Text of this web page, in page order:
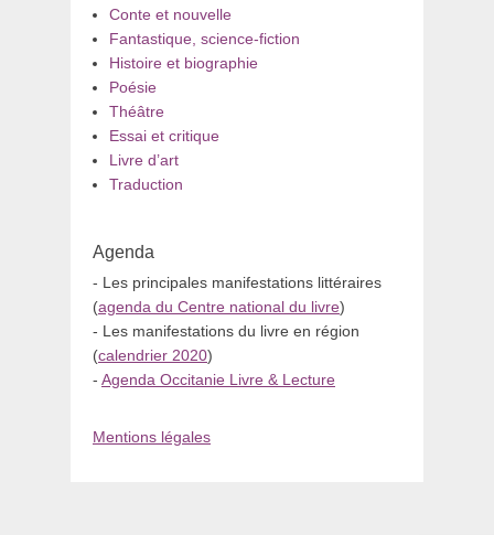
Conte et nouvelle
Fantastique, science-fiction
Histoire et biographie
Poésie
Théâtre
Essai et critique
Livre d’art
Traduction
Agenda
- Les principales manifestations littéraires
(agenda du Centre national du livre)
- Les manifestations du livre en région
(calendrier 2020)
- Agenda Occitanie Livre & Lecture
Mentions légales